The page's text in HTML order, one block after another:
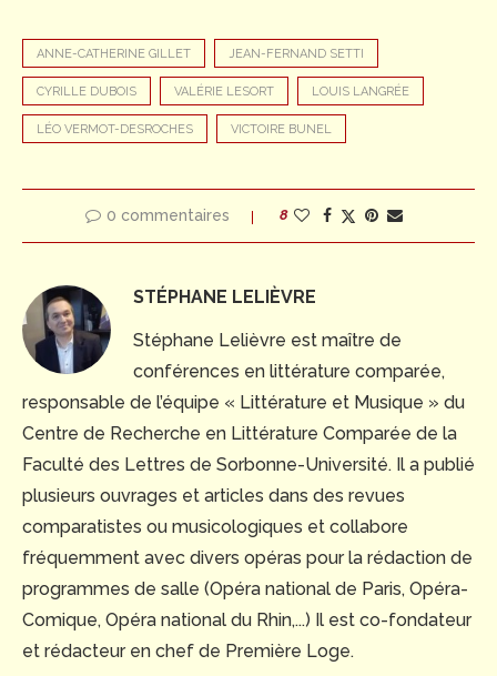
ANNE-CATHERINE GILLET JEAN-FERNAND SETTI
CYRILLE DUBOIS VALÉRIE LESORT LOUIS LANGRÉE
LÉO VERMOT-DESROCHES VICTOIRE BUNEL
0 commentaires 8
STÉPHANE LELIÈVRE
Stéphane Lelièvre est maître de
conférences en littérature comparée,
responsable de l’équipe « Littérature et Musique » du
Centre de Recherche en Littérature Comparée de la
Faculté des Lettres de Sorbonne-Université. Il a publié
plusieurs ouvrages et articles dans des revues
comparatistes ou musicologiques et collabore
fréquemment avec divers opéras pour la rédaction de
programmes de salle (Opéra national de Paris, Opéra-
Comique, Opéra national du Rhin,...) Il est co-fondateur
et rédacteur en chef de Première Loge.